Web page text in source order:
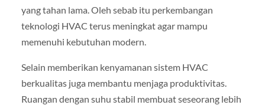
yang tahan lama. Oleh sebab itu perkembangan
teknologi HVAC terus meningkat agar mampu
memenuhi kebutuhan modern.
Selain memberikan kenyamanan sistem HVAC
berkualitas juga membantu menjaga produktivitas.
Ruangan dengan suhu stabil membuat seseorang lebih